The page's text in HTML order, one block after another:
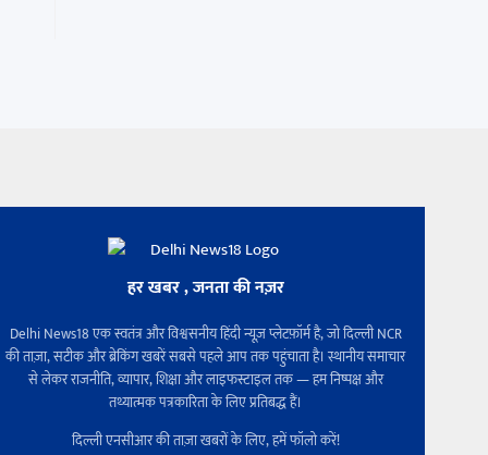
हर खबर , जनता की नज़र
Delhi News18 एक स्वतंत्र और विश्वसनीय हिंदी न्यूज़ प्लेटफ़ॉर्म है, जो दिल्ली NCR
की ताज़ा, सटीक और ब्रेकिंग खबरें सबसे पहले आप तक पहुंचाता है। स्थानीय समाचार
से लेकर राजनीति, व्यापार, शिक्षा और लाइफस्टाइल तक — हम निष्पक्ष और
तथ्यात्मक पत्रकारिता के लिए प्रतिबद्ध हैं।
दिल्ली एनसीआर की ताज़ा खबरों के लिए, हमें फॉलो करें!